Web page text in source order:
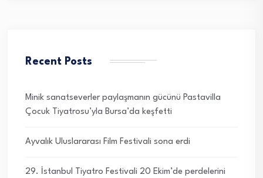
Recent Posts
Minik sanatseverler paylaşmanın gücünü Pastavilla
Çocuk Tiyatrosu’yla Bursa’da keşfetti
Ayvalık Uluslararası Film Festivali sona erdi
29. İstanbul Tiyatro Festivali 20 Ekim’de perdelerini